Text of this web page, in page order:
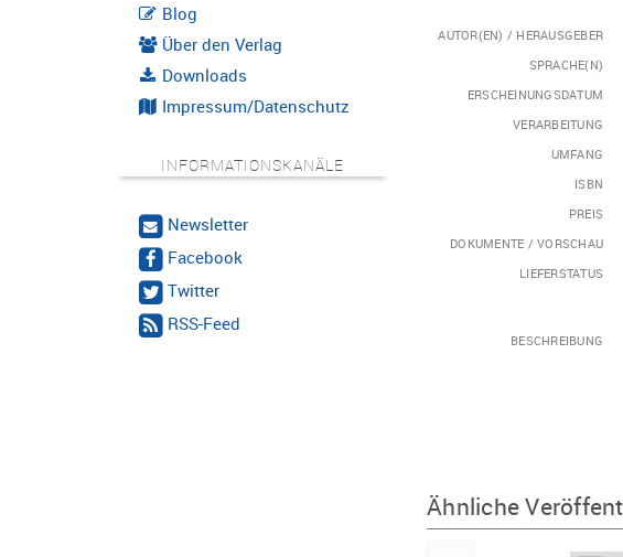
Blog
Über den Verlag
Downloads
Impressum/Datenschutz
INFORMATIONSKANÄLE
Newsletter
Facebook
Twitter
RSS-Feed
AUTOR(EN) / HERAUSGEBER
SPRACHE(N)
ERSCHEINUNGSDATUM
VERARBEITUNG
UMFANG
ISBN
PREIS
DOKUMENTE / VORSCHAU
LIEFERSTATUS
BESCHREIBUNG
Ähnliche